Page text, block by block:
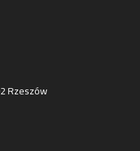
Rzeszów